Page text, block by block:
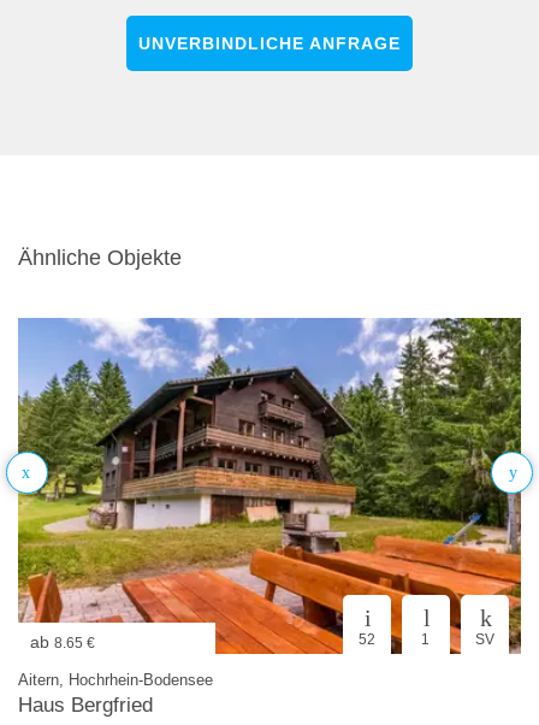
UNVERBINDLICHE ANFRAGE
Ähnliche Objekte
ab 8.65 € 52 1 SV
Aitern, Hochrhein-Bodensee
Haus Bergfried